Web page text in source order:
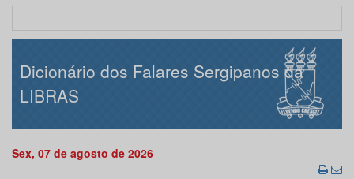
Dicionário dos Falares Sergipanos da
LIBRAS
Sex, 07 de agosto de 2026